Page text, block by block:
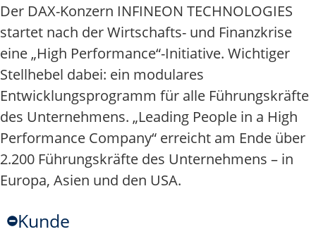
Der DAX-Konzern INFINEON TECHNOLOGIES
startet nach der Wirtschafts- und Finanzkrise
eine „High Performance“-Initiative. Wichtiger
Stellhebel dabei: ein modulares
Entwicklungsprogramm für alle Führungskräfte
des Unternehmens. „Leading People in a High
Performance Company“ erreicht am Ende über
2.200 Führungskräfte des Unternehmens – in
Europa, Asien und den USA.
Kunde